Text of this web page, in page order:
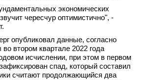
экономических
чересчур оптимистично", -
опубликовал данные, согласно
втором квартале 2022 года
исчислении, при этом в первом
спад, который составил
считают продолжающийся два